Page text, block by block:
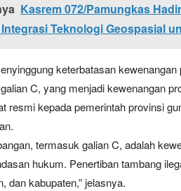
Kasrem 072/Pamungkas
Teknologi Geospasial
keterbatasan
C, yang menjadi kewenangan
resmi kepada pemerintah provinsi
termasuk galian C, adalah
hukum. Penertiban tambang
dan kabupaten,” jelasnya.